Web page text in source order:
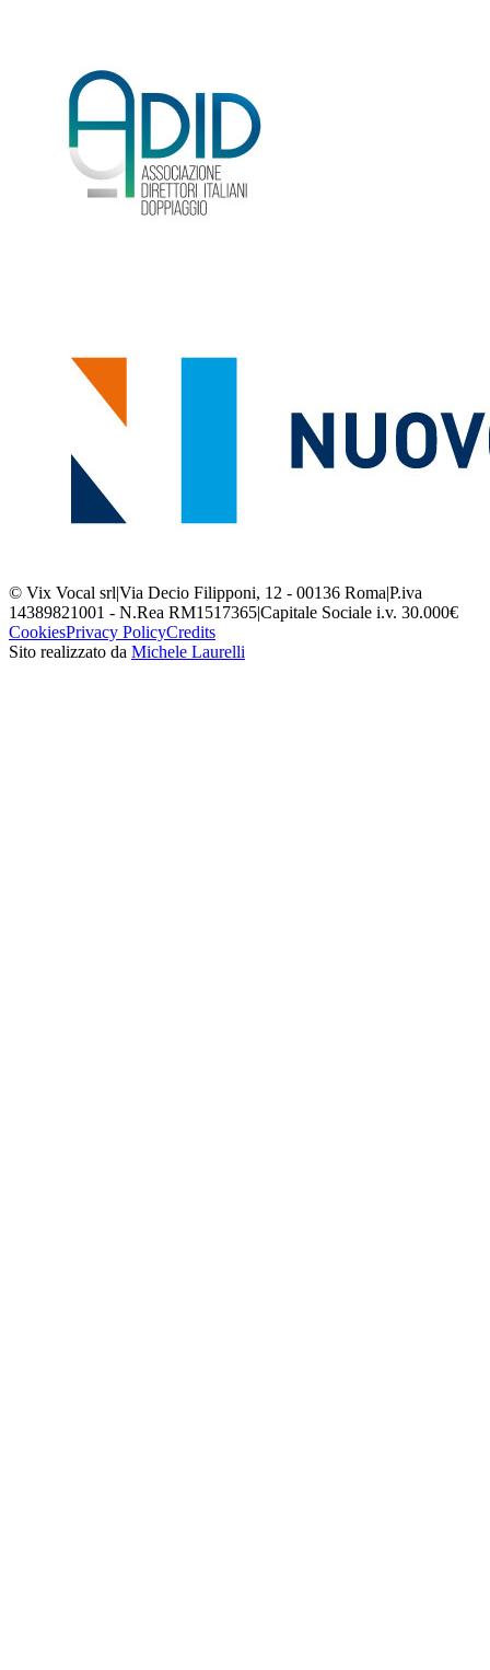
© Vix Vocal srl|Via Decio Filipponi, 12 - 00136 Roma|P.iva
14389821001 - N.Rea RM1517365|Capitale Sociale i.v. 30.000€
CookiesPrivacy PolicyCredits
Sito realizzato da Michele Laurelli